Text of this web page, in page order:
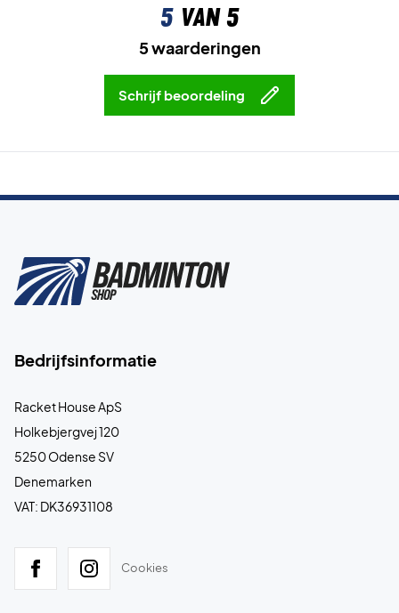
5van 5
5 waarderingen
Schrijf beoordeling
Bedrijfsinformatie
Racket House ApS
Holkebjergvej 120
5250 Odense SV
Denemarken
VAT: DK36931108
Cookies